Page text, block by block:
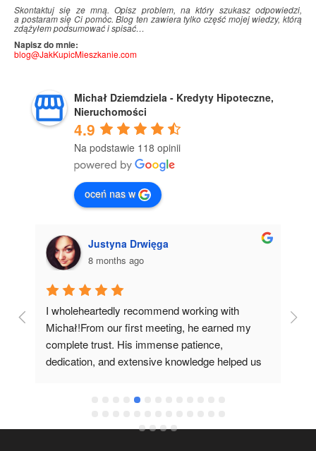
Skontaktuj się ze mną. Opisz problem, na który szukasz odpowiedzi,
a postaram się Ci pomóc. Blog ten zawiera tylko część mojej wiedzy, którą
zdążyłem podsumować ispisać…
Napisz do mnie:
blog@JakKupicMieszkanie.com
Michał Dziemdziela - Kredyty Hipoteczne,
Nieruchomości
4.9
Na podstawie 118 opinii
oceń nas w
Justyna Drwięga
8 months ago
I wholeheartedly recommend working with
Michał!From our first meeting, he earned my
complete trust. His immense patience,
dedication, and extensive knowledge helped us
grateful he recommended such a specialist